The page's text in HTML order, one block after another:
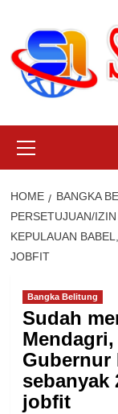
content
Menu
HOME BANGKA
PERSETUJUAN/
KEPULAUAN
JOBFIT
Bangka Belitung
Sudah
Gubernur
sebanyak
jobfit